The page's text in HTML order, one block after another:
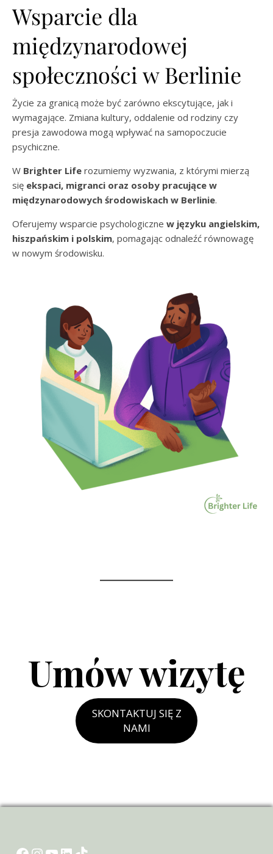
Wsparcie dla
międzynarodowej
społeczności w Berlinie
Życie za granicą może być zarówno ekscytujące, jak i
wymagające. Zmiana kultury, oddalenie od rodziny czy
presja zawodowa mogą wpływać na samopoczucie
psychiczne.
W Brighter Life rozumiemy wyzwania, z którymi mierzą
się ekspaci, migranci oraz osoby pracujące w
międzynarodowych środowiskach w Berlinie.
Oferujemy wsparcie psychologiczne w języku angielskim,
hiszpańskim i polskim, pomagając odnaleźć równowagę
w nowym środowisku.
Umów wizytę
SKONTAKTUJ SIĘ Z
NAMI